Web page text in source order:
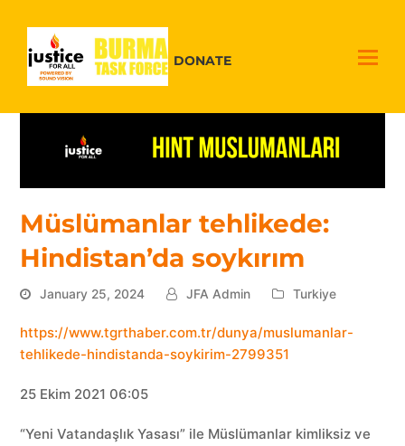
DONATE
Müslümanlar tehlikede:
Hindistan’da soykırım
January 25, 2024 JFA Admin Turkiye
https://www.tgrthaber.com.tr/dunya/muslumanlar-
tehlikede-hindistanda-soykirim-2799351
25 Ekim 2021 06:05
“Yeni Vatandaşlık Yasası” ile Müslümanlar kimliksiz ve